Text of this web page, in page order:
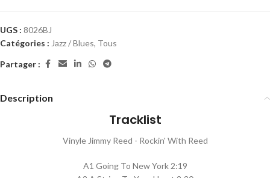
UGS : 8026BJ
Catégories : Jazz / Blues, Tous
Partager :
Description
Tracklist
Vinyle Jimmy Reed - Rockin' With Reed
A1 Going To New York 2:19